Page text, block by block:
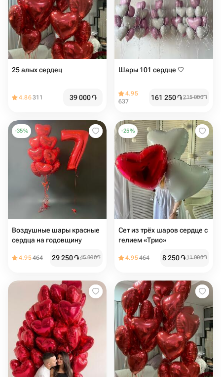
25 алых сердец
4.86311 39 000֏
Шары 101 сердце 🤍
4.95
637
161 250֏215 000֏
-35%
Воздушные шары красные
сердца на годовщину
4.95464 29 250֏45 000֏
-25%
Сет из трёх шаров сердце с
гелием «Трио»
4.95464 8 250֏11 000֏